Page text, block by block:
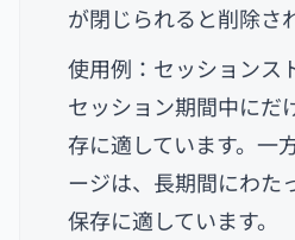
が閉じられると削除さ
使用例：セッションス
セッション期間中にだ
存に適しています。一
ージは、長期間にわた
保存に適しています。